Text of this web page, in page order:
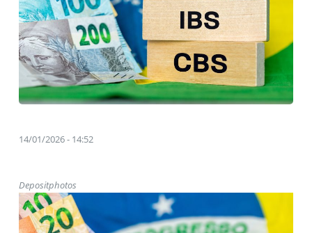
14/01/2026 - 14:52
Depositphotos